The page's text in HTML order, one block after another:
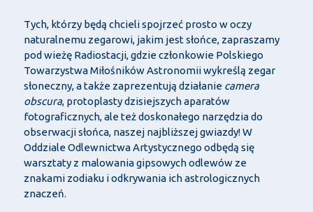
Tych, którzy będą chcieli spojrzeć prosto w oczy
naturalnemu zegarowi, jakim jest słońce, zapraszamy
pod wieżę Radiostacji, gdzie członkowie Polskiego
Towarzystwa Miłośników Astronomii wykreślą zegar
słoneczny, a także zaprezentują działanie camera
obscura, protoplasty dzisiejszych aparatów
fotograficznych, ale też doskonałego narzędzia do
obserwacji słońca, naszej najbliższej gwiazdy! W
Oddziale Odlewnictwa Artystycznego odbędą się
warsztaty z malowania gipsowych odlewów ze
znakami zodiaku i odkrywania ich astrologicznych
znaczeń.